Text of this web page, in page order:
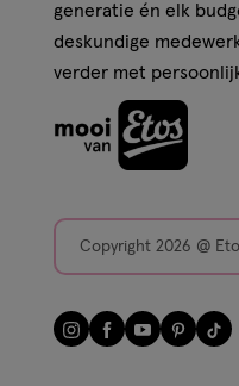
generatie én elk
deskundige
verder met
Copyright 2026 @